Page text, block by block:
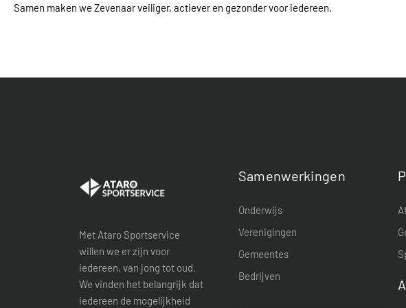
Samen maken we Zevenaar veiliger, actiever en gezonder voor iedereen.
Met Ataro Sportservice
willen we er zijn voor
iedereen, van jong tot oud.
We vinden het belangrijk dat
iedereen de mogelijkheid
Samenwerkingen
Onderwijs
Verenigingen
Gemeentes
Bedrijven